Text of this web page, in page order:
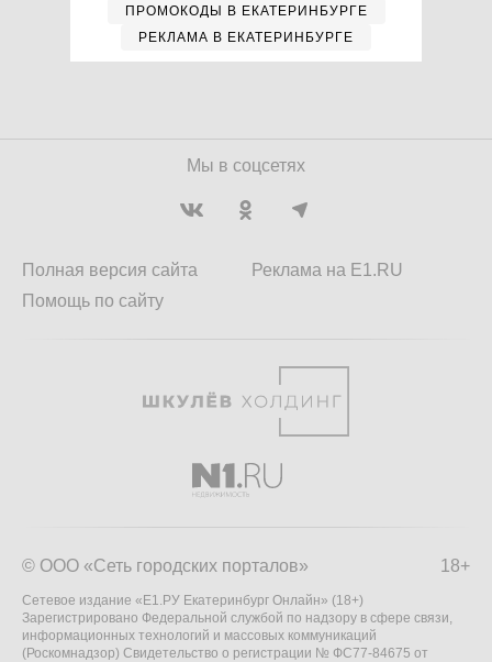
ПРОМОКОДЫ В ЕКАТЕРИНБУРГЕ
РЕКЛАМА В ЕКАТЕРИНБУРГЕ
Мы в соцсетях
Полная версия сайта
Помощь по сайту
Реклама на E1.RU
18+
© ООО «Сеть городских порталов»
Сетевое издание «Е1.РУ Екатеринбург Онлайн» (18+)
Зарегистрировано Федеральной службой по надзору в сфере связи,
информационных технологий и массовых коммуникаций
(Роскомнадзор) Свидетельство о регистрации № ФС77-84675 от